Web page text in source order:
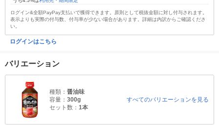
ログイン&全額PayPay支払いで獲得できます。原則として税抜金額に対し付与されます。
表示よりも実際の付与数、付与率が少ない場合があります。詳細は内訳からご確認くださ
い。
ログインはこちら
バリエーション
種類： 醤油味
容量： 300g
セット数： 1本
すべてのバリエーションを見る